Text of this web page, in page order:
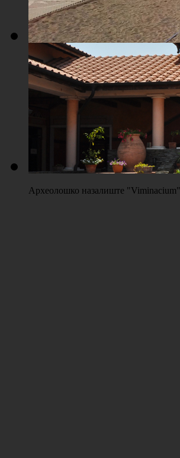
Плажа "Топољар" - Терени на песку
Археолошко назалиште "Viminacium"